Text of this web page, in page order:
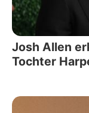
Josh Allen
Tochter